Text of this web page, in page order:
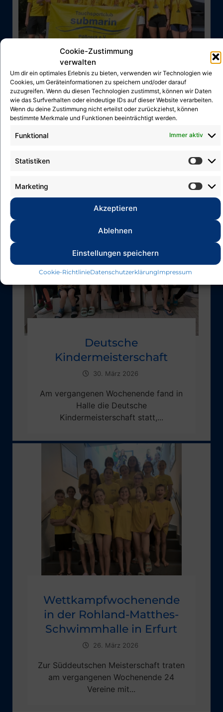
Cookie-Zustimmung
verwalten
Um dir ein optimales Erlebnis zu bieten, verwenden wir Technologien wie
Cookies, um Geräteinformationen zu speichern und/oder darauf
zuzugreifen. Wenn du diesen Technologien zustimmst, können wir Daten
wie das Surfverhalten oder eindeutige IDs auf dieser Website verarbeiten.
Wenn du deine Zustimmung nicht erteilst oder zurückziehst, können
bestimmte Merkmale und Funktionen beeinträchtigt werden.
Funktional Immer aktiv
Statistiken
Marketing
Akzeptieren
Ablehnen
Einstellungen speichern
Cookie-RichtlinieDatenschutzerklärungImpressum
Medaillenregen für den TC
„submarin“ Pößneck e.V.
erlebten unsere 8 Sportler bei den...
Deutsche
Kindermeisterschaft
30. März 2026
Am vergangenen Wochenende fand in
Halle die Deutsche
Kindermeisterschaft statt,...
Wettkampfwochenende
in der Rohland-Matthes-
Schwimmhalle in Erfurt
26. März 2026
Zur Süddeutschen Meisterschaft traten
am vergangenen Wochenende 24
Vereine mit...